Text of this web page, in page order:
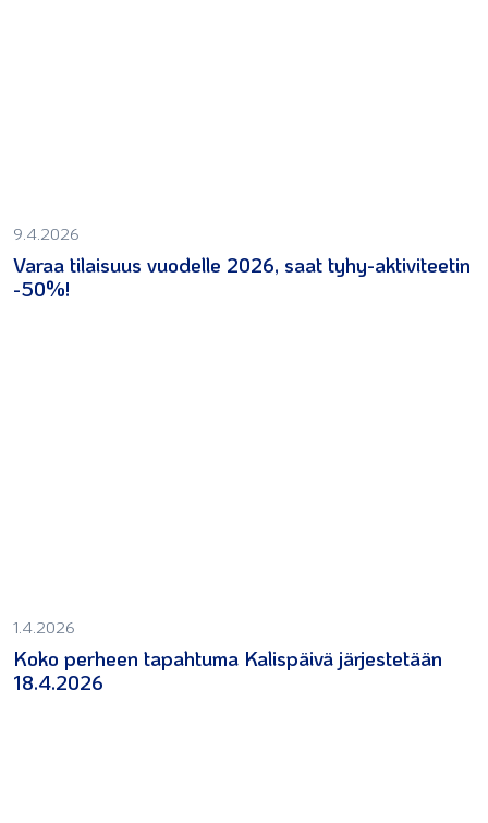
9.4.2026
Varaa tilaisuus vuodelle 2026, saat tyhy-aktiviteetin
-50%!
1.4.2026
Koko perheen tapahtuma Kalispäivä järjestetään
18.4.2026